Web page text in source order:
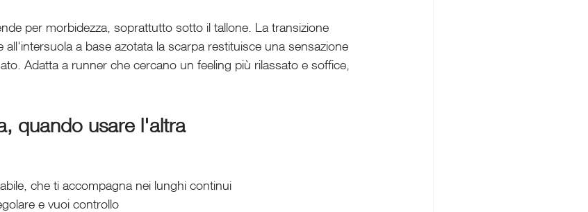
per morbidezza, soprattutto sotto il tallone. La transizione
a base azotata la scarpa restituisce una sensazione
Adatta a runner che cercano un feeling più rilassato e soffice,
quando usare l'altra
che ti accompagna nei lunghi continui
e vuoi controllo